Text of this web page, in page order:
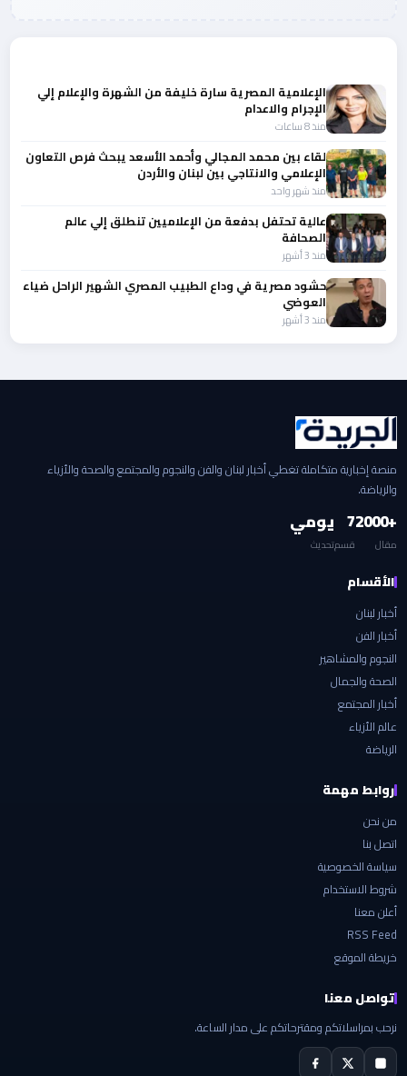
الإعلامية المصرية سارة خليفة من الشهرة والإعلام إلي
الإجرام والاعدام
منذ 8 ساعات
لقاء بين محمد المجالي وأحمد الأسعد يبحث فرص التعاون
الإعلامي والانتاجي بين لبنان والأردن
منذ شهر واحد
عالية تحتفل بدفعة من الإعلاميين تنطلق إلي عالم
الصحافة
منذ 3 أشهر
حشود مصرية في وداع الطبيب المصري الشهير الراحل ضياء
العوضي
منذ 3 أشهر
منصة إخبارية متكاملة تغطي أخبار لبنان والفن والنجوم والمجتمع والصحة والأزياء
والرياضة.
+2000
مقال
7
قسم
يومي
تحديث
الأقسام
أخبار لبنان
أخبار الفن
النجوم والمشاهير
الصحة والجمال
أخبار المجتمع
عالم الأزياء
الرياضة
روابط مهمة
من نحن
اتصل بنا
سياسة الخصوصية
شروط الاستخدام
أعلن معنا
RSS Feed
خريطة الموقع
تواصل معنا
نرحب بمراسلاتكم ومقترحاتكم على مدار الساعة.